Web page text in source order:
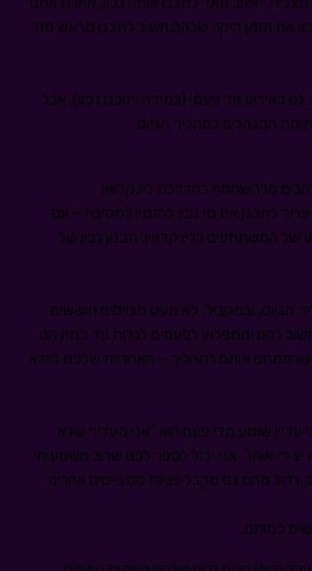
את הזמן היקר שלהם.חשוב לתכנן מראש מה
כאירוע חד פעמי (במידה ותוכנן נכון), אבל
המנהלים לתהליך הגיוס.
מלהשתתף בהדרכת לינקדאין
לתכנן את מי נכון להזמין למסיבה – אם
המשתתפים בלינקדאין. תכנון נכון של
ובמקביל, לא מעט מגייסים חוששים
להם ותתפלאו לפעמים לגלות עד כמה הם
אותם לתהליך – האחריות שלכם לוודא
שומע מדי פעם הוא "אני מעדיף שלא
אותו". אני יכול לספר לכם שרוב משמעותי
מהם גם מקבל פניות ממגייסים אחרים
כמותם.